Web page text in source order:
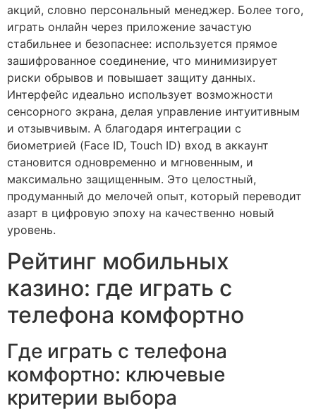
акций, словно персональный менеджер. Более того,
играть онлайн через приложение зачастую
стабильнее и безопаснее: используется прямое
зашифрованное соединение, что минимизирует
риски обрывов и повышает защиту данных.
Интерфейс идеально использует возможности
сенсорного экрана, делая управление интуитивным
и отзывчивым. А благодаря интеграции с
биометрией (Face ID, Touch ID) вход в аккаунт
становится одновременно и мгновенным, и
максимально защищенным. Это целостный,
продуманный до мелочей опыт, который переводит
азарт в цифровую эпоху на качественно новый
уровень.
Рейтинг мобильных
казино: где играть с
телефона комфортно
Где играть с телефона
комфортно: ключевые
критерии выбора